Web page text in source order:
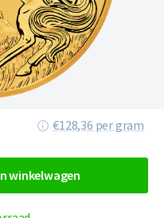
€128,36 per gram
winkelwagen